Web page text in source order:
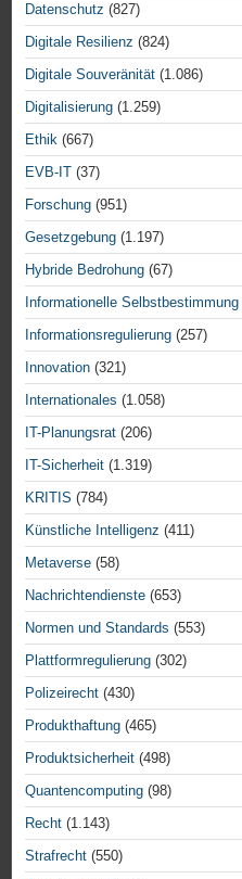
Datenschutz (827)
Digitale Resilienz (824)
Digitale Souveränität (1.086)
Digitalisierung (1.259)
Ethik (667)
EVB-IT (37)
Forschung (951)
Gesetzgebung (1.197)
Hybride Bedrohung (67)
Informationelle Selbstbestimmung
Informationsregulierung (257)
Innovation (321)
Internationales (1.058)
IT-Planungsrat (206)
IT-Sicherheit (1.319)
KRITIS (784)
Künstliche Intelligenz (411)
Metaverse (58)
Nachrichtendienste (653)
Normen und Standards (553)
Plattformregulierung (302)
Polizeirecht (430)
Produkthaftung (465)
Produktsicherheit (498)
Quantencomputing (98)
Recht (1.143)
Strafrecht (550)